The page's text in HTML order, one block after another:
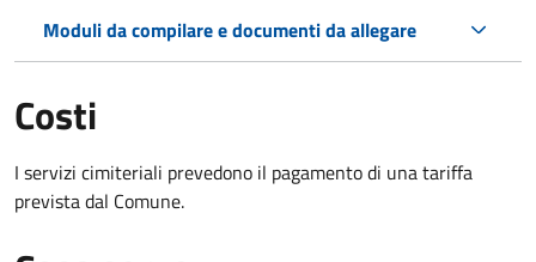
Moduli da compilare e documenti da allegare
Costi
I servizi cimiteriali prevedono il pagamento di una tariffa
prevista dal Comune.